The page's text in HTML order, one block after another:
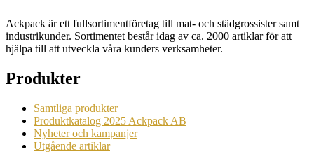
Ackpack är ett fullsortimentföretag till mat- och städgrossister samt
industrikunder. Sortimentet består idag av ca. 2000 artiklar för att
hjälpa till att utveckla våra kunders verksamheter.
Produkter
Samtliga produkter
Produktkatalog 2025 Ackpack AB
Nyheter och kampanjer
Utgående artiklar